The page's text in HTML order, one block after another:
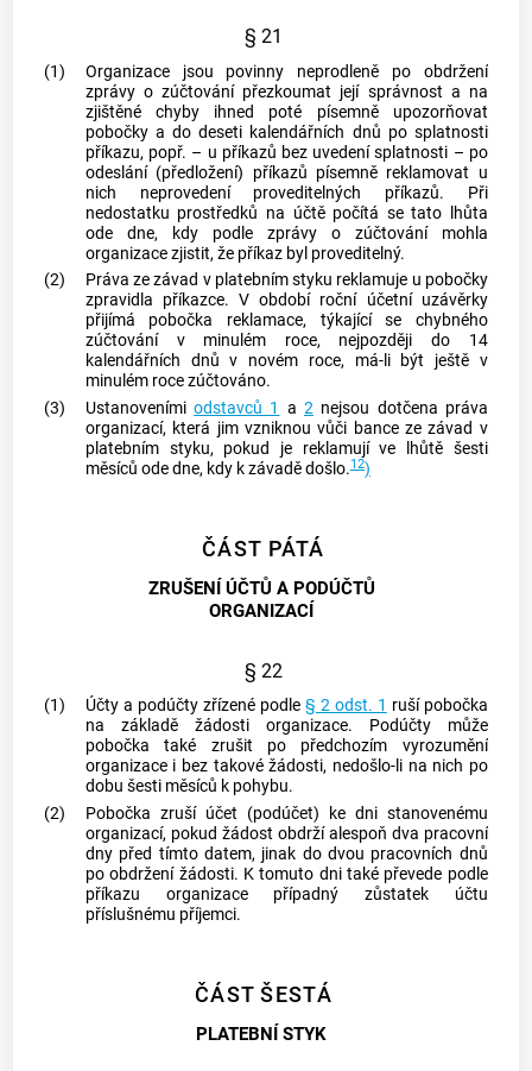
§ 21
(1)
Organizace jsou povinny neprodleně po obdržení
zprávy o zúčtování přezkoumat její správnost a na
zjištěné chyby ihned poté písemně upozorňovat
pobočky a do deseti kalendářních dnů po splatnosti
příkazu, popř. – u příkazů bez uvedení splatnosti – po
odeslání (předložení) příkazů písemně reklamovat u
nich neprovedení proveditelných příkazů. Při
nedostatku prostředků na účtě počítá se tato lhůta
ode dne, kdy podle zprávy o zúčtování mohla
organizace zjistit, že příkaz byl proveditelný.
(2)
Práva ze závad v platebním styku reklamuje u pobočky
zpravidla příkazce. V období roční účetní uzávěrky
přijímá pobočka reklamace, týkající se chybného
zúčtování v minulém roce, nejpozději do 14
kalendářních dnů v novém roce, má-li být ještě v
minulém roce zúčtováno.
(3)
Ustanovenímiodstavců 1 a 2 nejsou dotčena práva
organizací, která jim vzniknou vůči bance ze závad v
platebním styku, pokud je reklamují ve lhůtě šesti
měsíců ode dne, kdy k závadě došlo.12)
ČÁST PÁTÁ
ZRUŠENÍ ÚČTŮ A PODÚČTŮ
ORGANIZACÍ
§ 22
(1) Účty a podúčty zřízené podle § 2 odst. 1 ruší pobočka
na základě žádosti organizace. Podúčty může
pobočka také zrušit po předchozím vyrozumění
organizace i bez takové žádosti, nedošlo-li na nich po
dobu šesti měsíců k pohybu.
(2)
Pobočka zruší účet (podúčet) ke dni stanovenému
organizací, pokud žádost obdrží alespoň dva pracovní
dny před tímto datem, jinak do dvou pracovních dnů
po obdržení žádosti. K tomuto dni také převede podle
příkazu organizace případný zůstatek účtu
příslušnému příjemci.
ČÁST ŠESTÁ
PLATEBNÍ STYK